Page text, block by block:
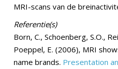
MRI-scans van de
Referentie(s)
Born, C., Schoenberg, S.O.,
Poeppel, E. (2006), MRI
name brands. Presentation